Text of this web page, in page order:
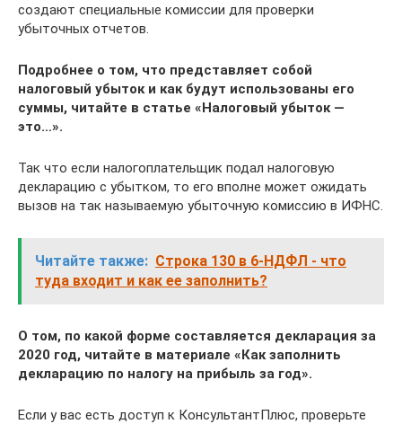
создают специальные комиссии для проверки
убыточных отчетов.
Подробнее о том, что представляет собой
налоговый убыток и как будут использованы его
суммы, читайте в статье «Налоговый убыток —
это…».
Так что если налогоплательщик подал налоговую
декларацию с убытком, то его вполне может ожидать
вызов на так называемую убыточную комиссию в ИФНС.
Читайте также: Строка 130 в 6-НДФЛ - что
туда входит и как ее заполнить?
О том, по какой форме составляется декларация за
2020 год, читайте в материале «Как заполнить
декларацию по налогу на прибыль за год».
Если у вас есть доступ к КонсультантПлюс, проверьте